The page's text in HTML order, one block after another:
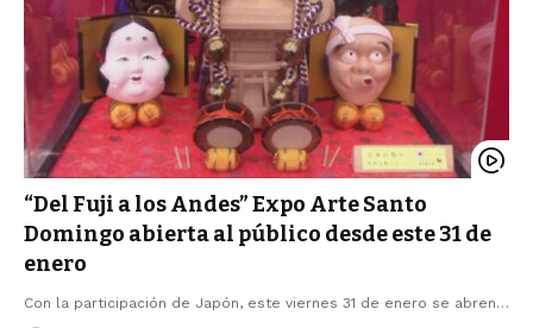
“Del Fuji a los Andes” Expo Arte Santo
Domingo abierta al público desde este 31 de
enero
Con la participación de Japón, este viernes 31 de enero se abren…